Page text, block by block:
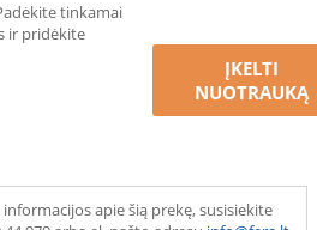
tinkamai
ir pridėkite
ĮKELTI
NUOTRAUKĄ
apie šią prekę, susisiekite